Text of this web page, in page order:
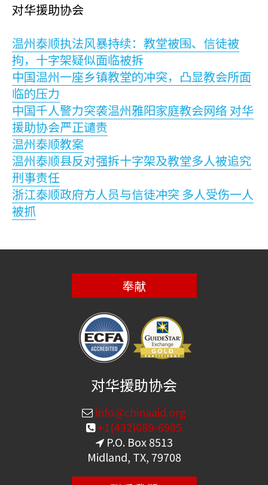
对华援助协会
温州泰顺执法风暴持续：教堂被围、信徒被
拘，十字架疑似面临被拆
中国温州一座乡镇教堂的冲突，凸显教会所面
临的压力
中国千人警力突袭温州雅阳家庭教会网络 对华
援助协会严正谴责
温州泰顺教案
温州泰顺县反对强拆十字架及教堂多人被追究
刑事责任
浙江泰顺政府方人员与信徒冲突 多人受伤一人
被抓
奉献
对华援助协会
info@chinaaid.org
+1(432)689-6985
P.O. Box 8513
Midland, TX, 79708